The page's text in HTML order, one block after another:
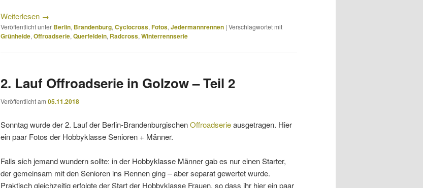
Weiterlesen →
Veröffentlicht unter Berlin, Brandenburg, Cyclocross, Fotos, Jedermannrennen | Verschlagwortet mit
Grünheide, Offroadserie, Querfeldein, Radcross, Winterrennserie
2. Lauf Offroadserie in Golzow – Teil 2
Veröffentlicht am 05.11.2018
Sonntag wurde der 2. Lauf der Berlin-BrandenburgischenOffroadserieausgetragen. Hier
ein paar Fotos der Hobbyklasse Senioren + Männer.
Falls sich jemand wundern sollte: in der Hobbyklasse Männer gab es nur einen Starter,
der gemeinsam mit den Senioren ins Rennen ging – aber separat gewertet wurde.
Praktisch gleichzeitig erfolgte der Start der Hobbyklasse Frauen, so dass ihr hier ein paar